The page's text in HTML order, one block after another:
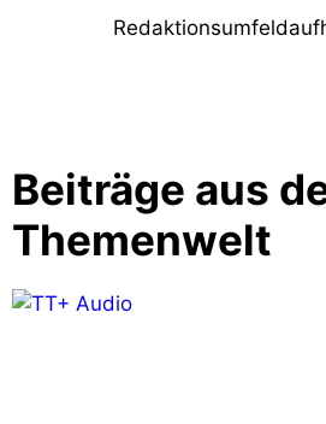
Beiträge aus
Themenwelt